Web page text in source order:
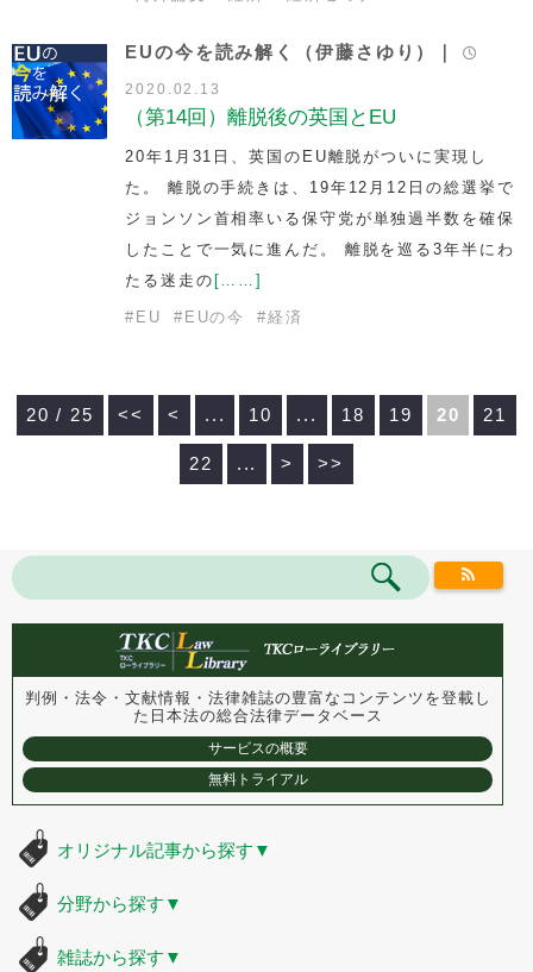
EUの今を読み解く（伊藤さゆり）｜
2020.02.13
（第14回）離脱後の英国とEU
20年1月31日、英国のEU離脱がついに実現し
た。 離脱の手続きは、19年12月12日の総選挙で
ジョンソン首相率いる保守党が単独過半数を確保
したことで一気に進んだ。 離脱を巡る3年半にわ
たる迷走の [……]
# EU # EUの今 #経済
20 / 25 << < ... 10 ... 18 19 20 21
22 ... > >>
判例・法令・文献情報・法律雑誌の豊富なコンテンツを登載し
た 日本法の総合法律データベース
サービスの概要
無料トライアル
オリジナル記事から探す ▼
分野から探す ▼
雑誌から探す ▼